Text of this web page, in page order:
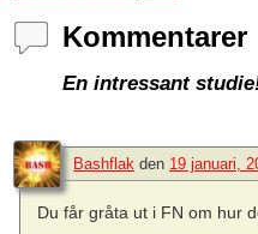
Kommentarer
En intressant
Bashflak den 19 januari,
Du får gråta ut i FN om hur